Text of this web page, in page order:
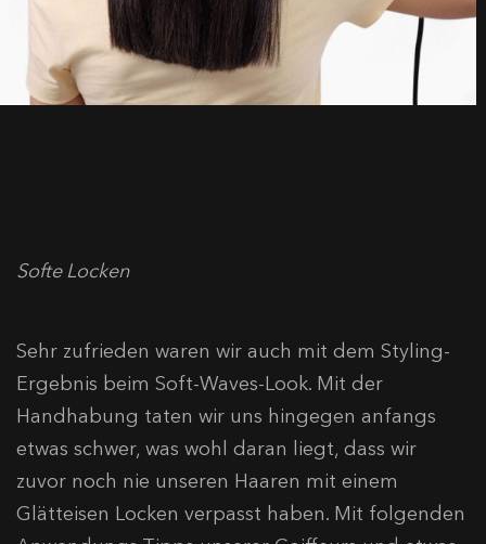
Softe Locken
Sehr zufrieden waren wir auch mit dem Styling-
Ergebnis beim Soft-Waves-Look. Mit der
Handhabung taten wir uns hingegen anfangs
etwas schwer, was wohl daran liegt, dass wir
zuvor noch nie unseren Haaren mit einem
Glätteisen Locken verpasst haben. Mit folgenden